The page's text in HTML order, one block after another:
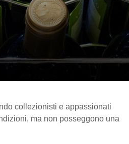
collezionisti e appassionati
ma non posseggono una